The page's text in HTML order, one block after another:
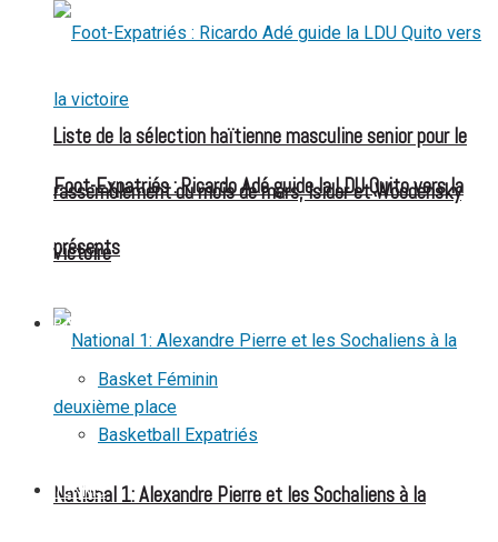
Foot-Expatriés : Ricardo Adé guide la LDU Quito vers la
victoire
National 1: Alexandre Pierre et les Sochaliens à la
Liste de la sélection haïtienne masculine senior pour le
rassemblement du mois de mars, Isidor et Woodensky
présents
BASKETBALL
Basket Féminin
Basketball Expatriés
TENNIS